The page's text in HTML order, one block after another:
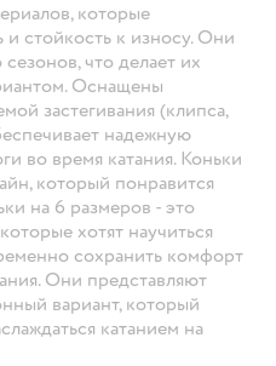
которые
и стойкость к износу. Они
что делает их
Оснащены
застегивания (клипса,
надежную
во время катания. Коньки
который понравится
на 6 размеров - это
хотят научиться
сохранить комфорт
Они представляют
вариант, который
катанием на